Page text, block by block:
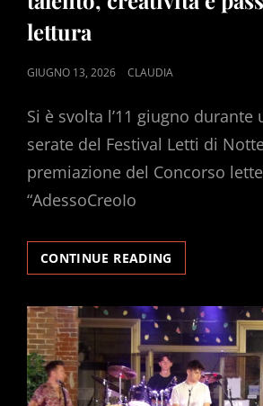
lettura
POSTED
GIUGNO 13, 2026 CLAUDIA
Si è svolta l’11 giugno durante
serate del Festival Letti di
premiazione del Concorso
“AdessoCreoIo
CONTINUE READING
2026:
TALENTO,
CREATIVITÀ
E
PASSIONE
PER